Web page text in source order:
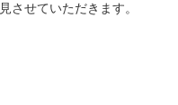
させていただきます。